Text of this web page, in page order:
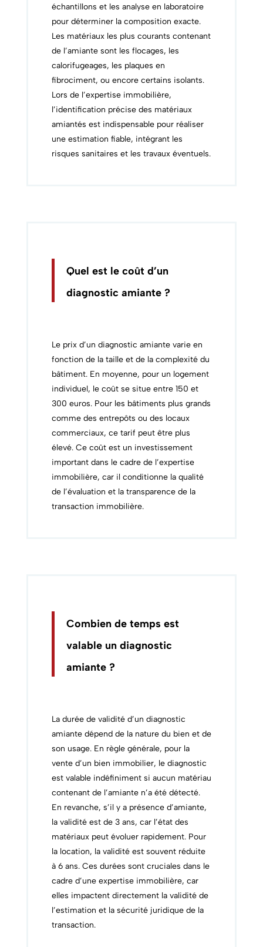
échantillons et les analyse en laboratoire
pour déterminer la composition exacte.
Les matériaux les plus courants contenant
de l’amiante sont les flocages, les
calorifugeages, les plaques en
fibrociment, ou encore certains isolants.
Lors de l’expertise immobilière,
l’identification précise des matériaux
amiantés est indispensable pour réaliser
une estimation fiable, intégrant les
risques sanitaires et les travaux éventuels.
Quel est le coût d’un
diagnostic amiante ?
Le prix d’un diagnostic amiante varie en
fonction de la taille et de la complexité du
bâtiment. En moyenne, pour un logement
individuel, le coût se situe entre 150 et
300 euros. Pour les bâtiments plus grands
comme des entrepôts ou des locaux
commerciaux, ce tarif peut être plus
élevé. Ce coût est un investissement
important dans le cadre de l’expertise
immobilière, car il conditionne la qualité
de l’évaluation et la transparence de la
transaction immobilière.
Combien de temps est
valable un diagnostic
amiante ?
La durée de validité d’un diagnostic
amiante dépend de la nature du bien et de
son usage. En règle générale, pour la
vente d’un bien immobilier, le diagnostic
est valable indéfiniment si aucun matériau
contenant de l’amiante n’a été détecté.
En revanche, s’il y a présence d’amiante,
la validité est de 3 ans, car l’état des
matériaux peut évoluer rapidement. Pour
la location, la validité est souvent réduite
à 6 ans. Ces durées sont cruciales dans le
cadre d’une expertise immobilière, car
elles impactent directement la validité de
l’estimation et la sécurité juridique de la
transaction.